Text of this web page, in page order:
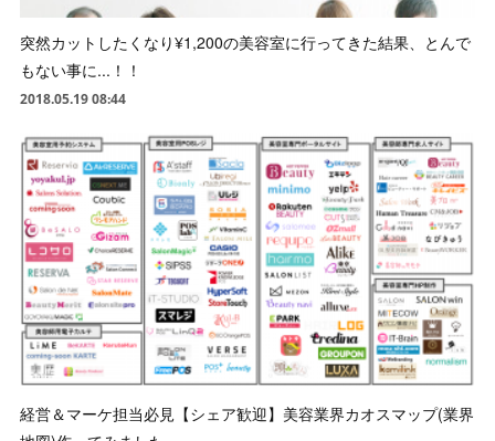
突然カットしたくなり¥1,200の美容室に行ってきた結果、とんで
もない事に...！！
2018.05.19 08:44
経営＆マーケ担当必見【シェア歓迎】美容業界カオスマップ(業界